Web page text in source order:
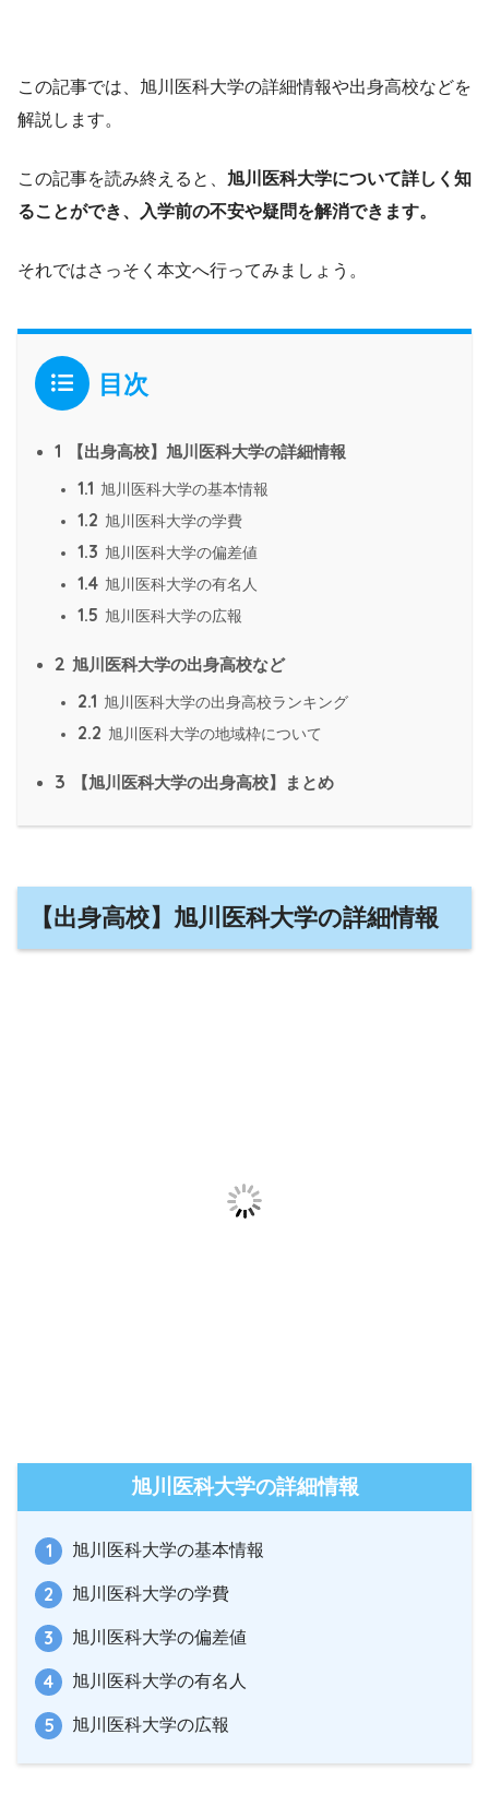
この記事では、旭川医科大学の詳細情報や出身高校などを
解説します。
この記事を読み終えると、 旭川医科大学について詳しく知
ることができ、入学前の不安や疑問を解消できます。
それではさっそく本文へ行ってみましょう。
目次
1 【出身高校】旭川医科大学の詳細情報
1.1 旭川医科大学の基本情報
1.2 旭川医科大学の学費
1.3 旭川医科大学の偏差値
1.4 旭川医科大学の有名人
1.5 旭川医科大学の広報
2 旭川医科大学の出身高校など
2.1 旭川医科大学の出身高校ランキング
2.2 旭川医科大学の地域枠について
3 【旭川医科大学の出身高校】まとめ
【出身高校】旭川医科大学の詳細情報
旭川医科大学の詳細情報
旭川医科大学の基本情報
旭川医科大学の学費
旭川医科大学の偏差値
旭川医科大学の有名人
旭川医科大学の広報